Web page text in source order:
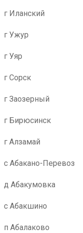
г Иланский
г Ужур
г Уяр
г Сорск
г Заозерный
г Бирюсинск
г Алзамай
с Абакано-Перевоз
д Абакумовка
с Абакшино
п Абалаково